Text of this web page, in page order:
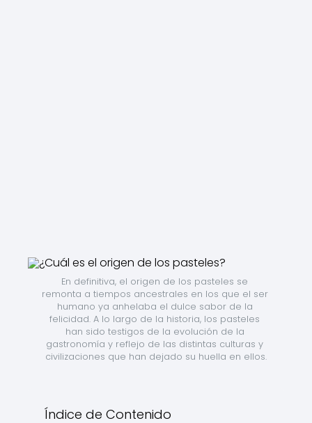
En definitiva, el origen de los pasteles se
remonta a tiempos ancestrales en los que el ser
humano ya anhelaba el dulce sabor de la
felicidad. A lo largo de la historia, los pasteles
han sido testigos de la evolución de la
gastronomía y reflejo de las distintas culturas y
civilizaciones que han dejado su huella en ellos.
Índice de Contenido